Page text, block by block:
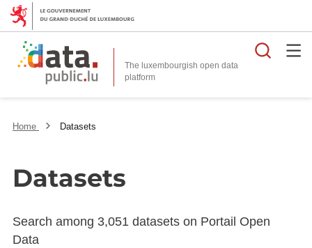
The luxembourgish open data
platform
Home Datasets
Datasets
Search among 3,051 datasets on Portail Open
Data